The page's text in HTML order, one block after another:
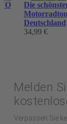
Die
Deutschland
34,99 €
Melden
Verpassen Sie